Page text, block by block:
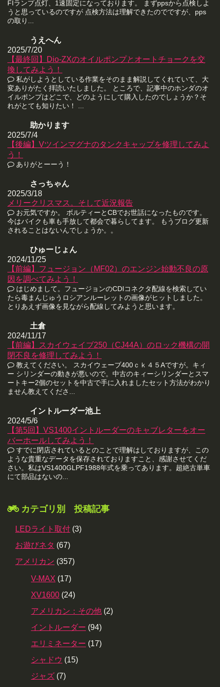
FIランプ点灯、1速固定になっております。 まずppsから点検しよ
うと思っているのですが 点検方法は理解できたのでですが、pps
の取り...
うえへん
2025/7/20
【最終回】Dio-ZXのオイルポンプとオートチョークを交
換してみよう！
私がしようとしている作業をそのまま解説してくれていて、大
変ありがたく拝読いたしました。 ところで、記事中のホンダのオ
イルポンプはどこで、どのようにして購入したのでしょうか？そ
れがとても知りたい！ ...
助かります
2025/7/4
【後編】Vツインマグナのタンクキャップを修理してみよ
う！
ありがとーーう！
さっちゃん
2025/3/18
メリークリスマス。そして近況報告
お元気ですか。 ボルティーとCBでお世話になったものです。
今はバイクも車も手放して都会で暮らしてます。 もうブログ更新
されることはないんでしょうか。。
ひゅーじょん
2024/11/25
【前編】フュージョン（MF02）のエンジン始動不良の原
因を調べてみよう！
はじめまして。フュージョンのCDIコネクタ配線を検索してい
たら毒まんじゅうロシアンルーレットの画像がヒットしました。
とりあえず画像を見ながら配線してみようと思います。
土倉
2024/11/17
【前編】スカイウェイブ250（CJ44A）のロック機構の開
閉不良を修理してみよう！
教えてください。 スカイウェーブ400ｃｋ４５Aですが。キィ
ー シリンダーの動きが悪いので。中古のキィーシリンダーとスマ
ートキー2個のセットを中古で手に入れましたセット方法がわかり
ません教えてくださ...
イントルーダー池上
2024/5/6
【第5回】VS1400イントルーダーのキャブレターをオー
バーホールしてみよう！
すでに閉店されているとのことで理解はしておりますが、この
ような貴重なデータを保存されておりますこと、感謝させてくだ
さい。私はVS1400GLPF1988年式を乗ってあります。超絶古単車
にて部品はないの...
カテゴリ別 投稿記事
LEDライト取付 (3)
お遊びネタ (67)
アメリカン (357)
V-MAX (17)
XV1600 (24)
アメリカン：その他 (2)
イントルーダー (94)
エリミネーター (17)
シャドウ (15)
ジャズ (7)